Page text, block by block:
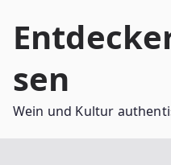
Inhalt
sen
Wein und Kultur